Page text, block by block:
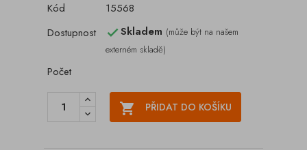
Kód
15568
Dostupnost
Skladem (může být na našem
externém skladě)
Počet
 PŘIDAT DO KOŠÍKU